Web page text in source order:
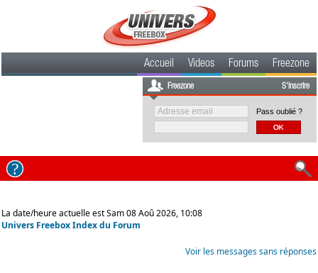
Accueil Videos Forums Freezone
Freezone S'inscrire
Pass oublié ?
La date/heure actuelle est Sam 08 Aoû 2026, 10:08
Univers Freebox Index du Forum
Voir les messages sans réponses